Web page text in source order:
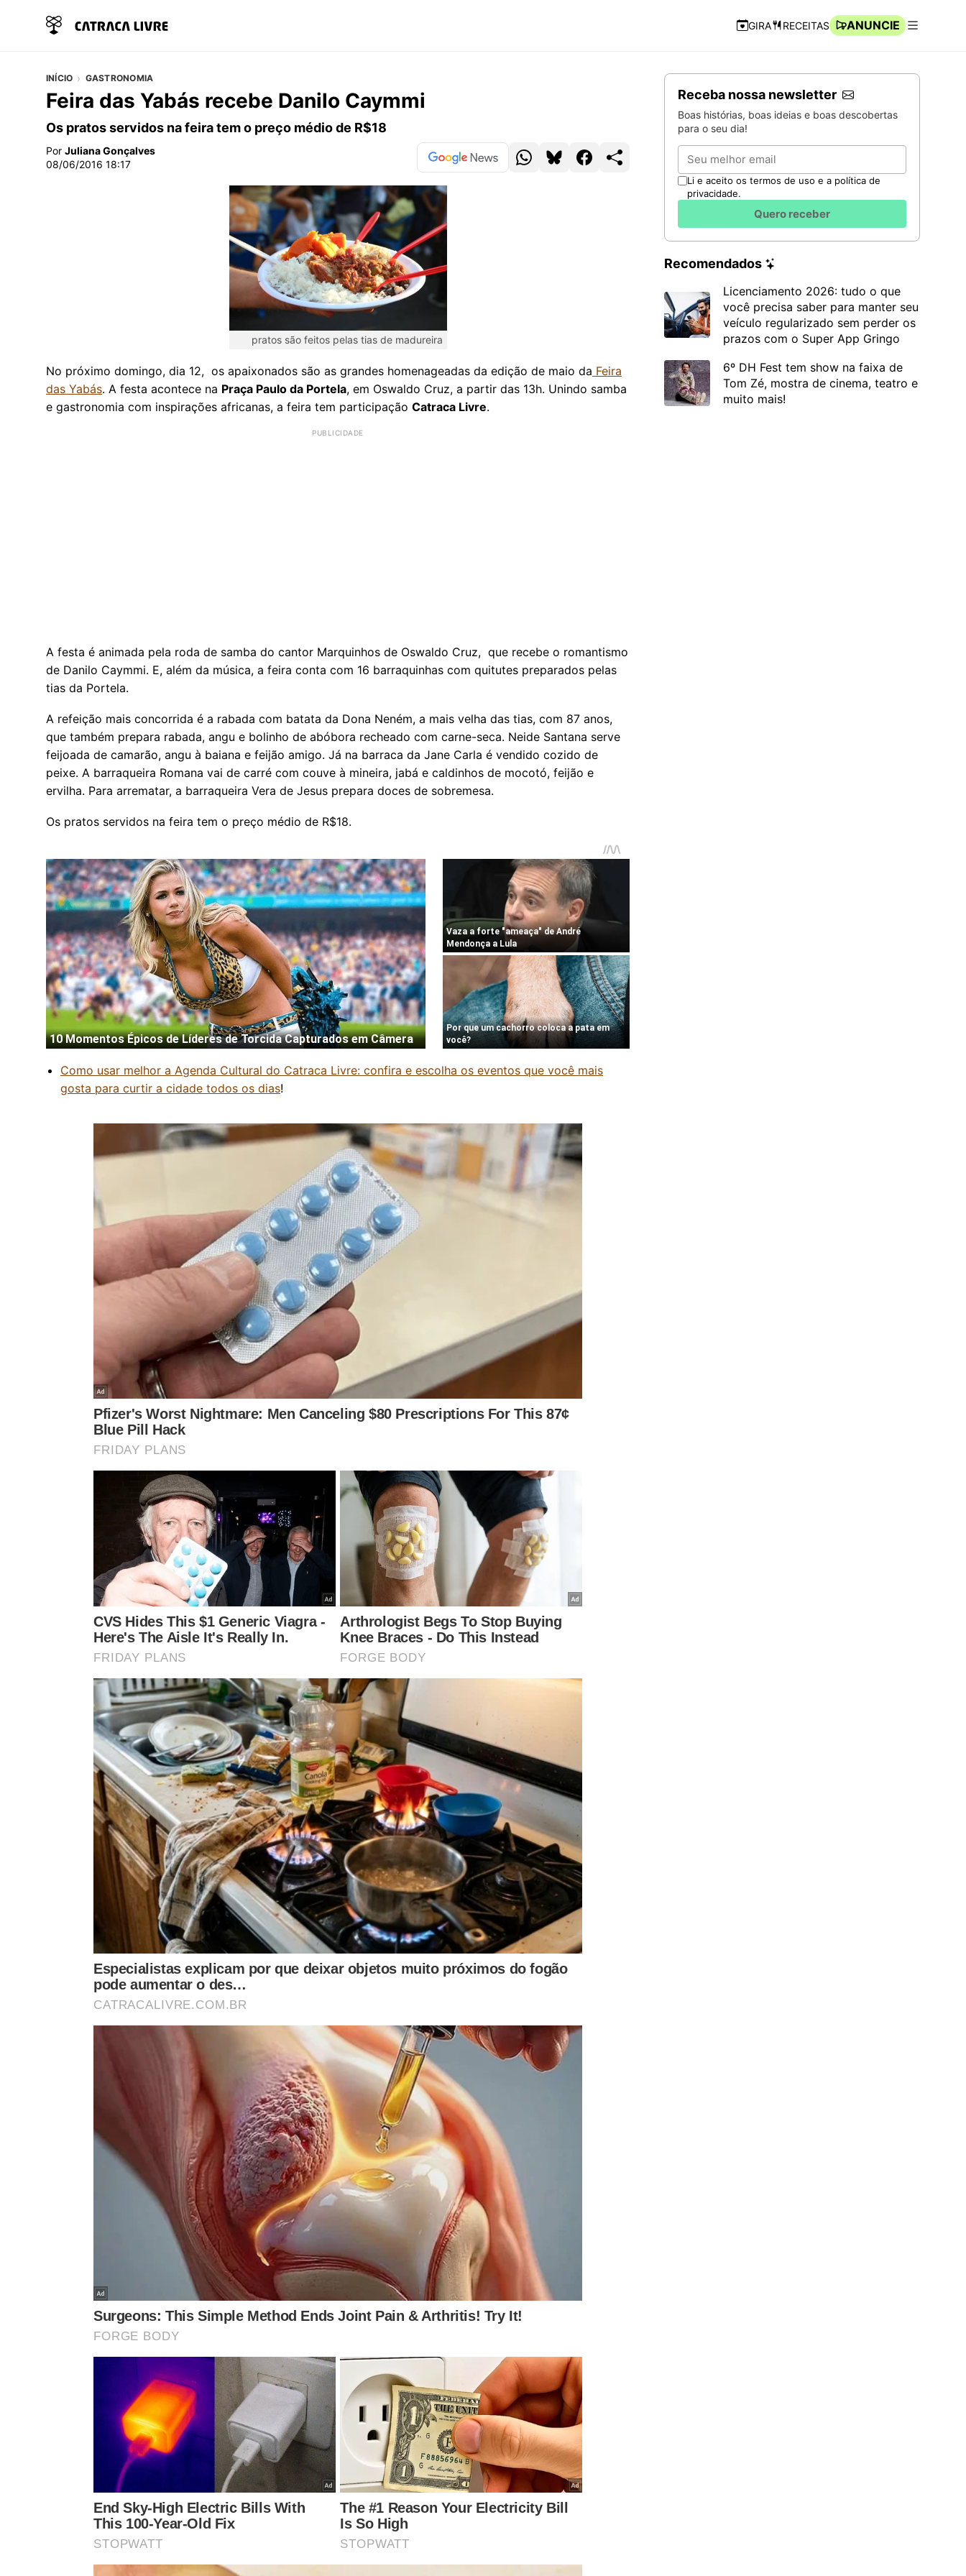
Navegação Rápida
GIRA RECEITAS
ANUNCIE
INÍCIO GASTRONOMIA
Feira das Yabás recebe Danilo Caymmi
Os pratos servidos na feira tem o preço médio de R$18
Por Juliana Gonçalves
08/06/2016 18:17
pratos são feitos pelas tias de madureira
No próximo domingo, dia 12, os apaixonados são as grandes homenageadas da edição de maio da Feira
das Yabás. A festa acontece na Praça Paulo da Portela, em Oswaldo Cruz, a partir das 13h. Unindo samba
e gastronomia com inspirações africanas, a feira tem participação Catraca Livre.
A festa é animada pela roda de samba do cantor Marquinhos de Oswaldo Cruz, que recebe o romantismo
de Danilo Caymmi. E, além da música, a feira conta com 16 barraquinhas com quitutes preparados pelas
tias da Portela.
A refeição mais concorrida é a rabada com batata da Dona Neném, a mais velha das tias, com 87 anos,
que também prepara rabada, angu e bolinho de abóbora recheado com carne-seca. Neide Santana serve
feijoada de camarão, angu à baiana e feijão amigo. Já na barraca da Jane Carla é vendido cozido de
peixe. A barraqueira Romana vai de carré com couve à mineira, jabá e caldinhos de mocotó, feijão e
ervilha. Para arrematar, a barraqueira Vera de Jesus prepara doces de sobremesa.
Os pratos servidos na feira tem o preço médio de R$18.
Como usar melhor a Agenda Cultural do Catraca Livre: confira e escolha os eventos que você mais
gosta para curtir a cidade todos os dias!
Receba nossa newsletter
Boas histórias, boas ideias e boas descobertas
para o seu dia!
Email
Li e aceito os termos de uso e a política de
privacidade.
Quero receber
Recomendados
Licenciamento 2026: tudo o que
você precisa saber para manter seu
veículo regularizado sem perder os
prazos com o Super App Gringo
6º DH Fest tem show na faixa de
Tom Zé, mostra de cinema, teatro e
muito mais!